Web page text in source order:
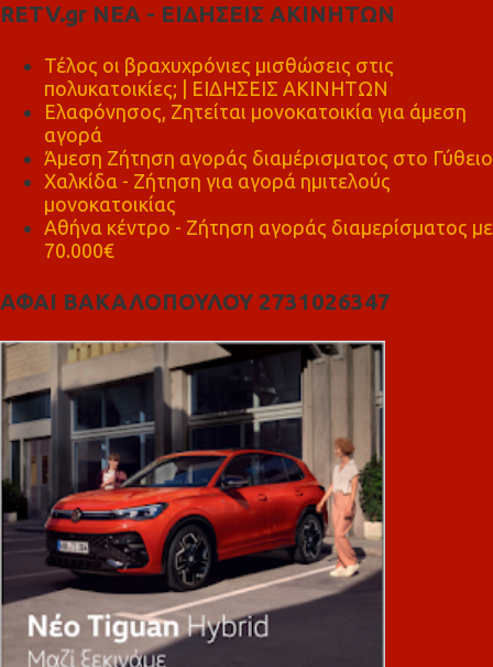
RETV.gr ΝΕΑ - ΕΙΔΗΣΕΙΣ ΑΚΙΝΗΤΩΝ
Τέλος οι βραχυχρόνιες μισθώσεις στις
πολυκατοικίες; | ΕΙΔΗΣΕΙΣ ΑΚΙΝΗΤΩΝ
Ελαφόνησος, Ζητείται μονοκατοικία για άμεση
αγορά
Άμεση Ζήτηση αγοράς διαμέρισματος στο Γύθειο
Χαλκίδα - Ζήτηση για αγορά ημιτελούς
μονοκατοικίας
Αθήνα κέντρο - Ζήτηση αγοράς διαμερίσματος με
70.000€
ΑΦΑΙ ΒΑΚΑΛΟΠΟΥΛΟΥ 2731026347